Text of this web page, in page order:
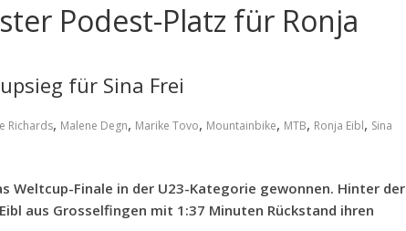
Podest-Platz für Ronja
für Sina Frei
Richards, Malene Degn, Marike Tovo, Mountainbike, MTB, Ronja Eibl, Sina
Weltcup-Finale in der U23-Kategorie gewonnen. Hinter der
aus Grosselfingen mit 1:37 Minuten Rückstand ihren